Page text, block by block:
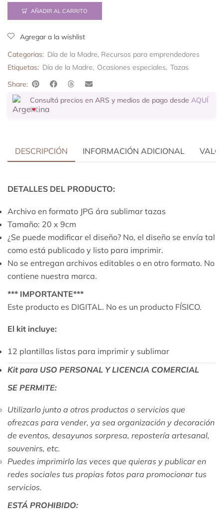
AÑADIR AL CARRITO
Agregar a la wishlist
Categorias: Día de la Madre, Recursos para emprendedores
Etiquetas: Día de la Madre, Ocasiones especiales, Tazas
Share:
Consultá precios en ARS y medios de pago desde AQUÍ
DESCRIPCIÓN INFORMACIÓN ADICIONAL
DETALLES DEL PRODUCTO:
Archivo en formato JPG ára sublimar tazas
Tamaño: 20 x 9cm
¿Se puede modificar el diseño? No, el diseño se envía tal
como está publicado y listo para imprimir.
No se entregan archivos editables o en otro formato. No
contiene nuestra marca.
*** IMPORTANTE***
Este producto es DIGITAL. No es un producto FÍSICO.
El kit incluye:
12 plantillas listas para imprimir y sublimar
Kit para USO PERSONAL Y LICENCIA COMERCIAL
SE PERMITE:
Utilizarlo junto a otros productos o servicios que
ofrezcas para vender, ya sea organización y decoración
de eventos, desayunos sorpresa, repostería artesanal,
souvenirs, etc.
Puedes imprimirlo las veces que quieras y publicar en
redes sociales tus propias fotos para promocionar tus
servicios.
ESTÁ PROHIBIDO: